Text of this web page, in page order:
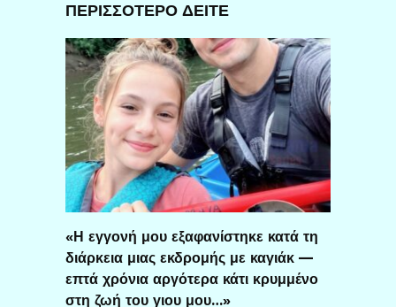
ΠΕΡΙΣΣΟΤΕΡΟ ΔΕΙΤΕ
«Η εγγονή μου εξαφανίστηκε κατά τη
διάρκεια μιας εκδρομής με καγιάκ —
επτά χρόνια αργότερα κάτι κρυμμένο
στη ζωή του γιου μου…»